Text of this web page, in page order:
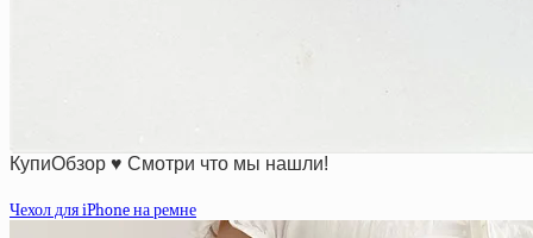
КупиОбзор ♥ Смотри что мы нашли!
Чехол для iPhone на ремне